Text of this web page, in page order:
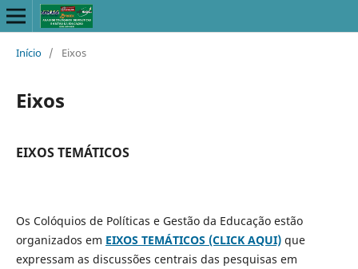
Início / Eixos
Eixos
EIXOS TEMÁTICOS
Os Colóquios de Políticas e Gestão da Educação estão
organizados em EIXOS TEMÁTICOS (CLICK AQUI)que
expressam as discussões centrais das pesquisas em